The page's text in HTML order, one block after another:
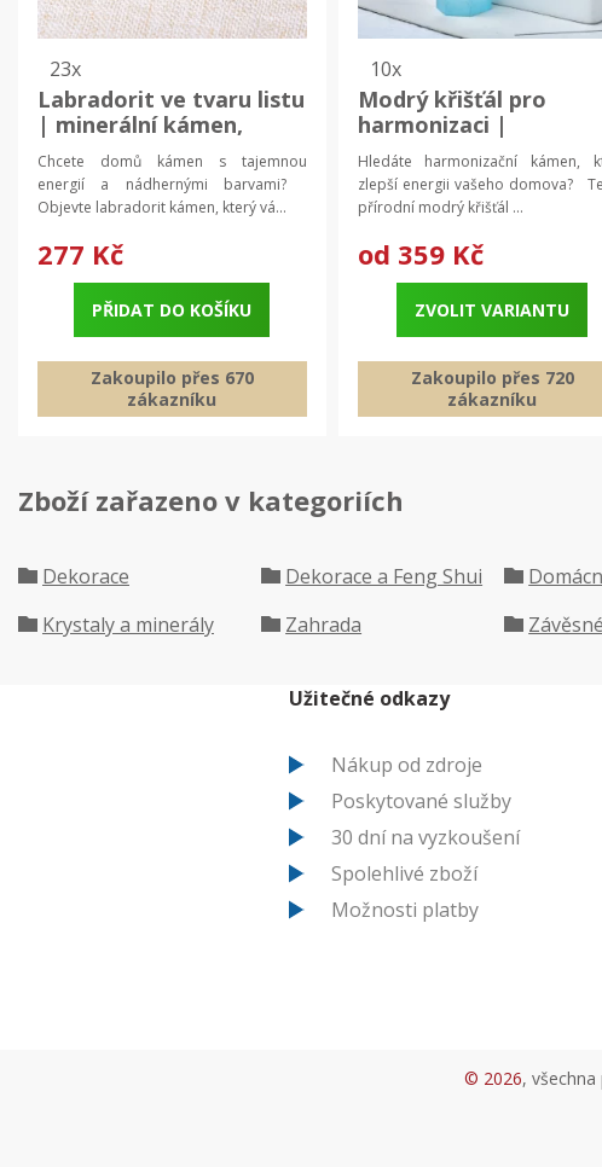
23x
Labradorit ve tvaru listu
| minerální kámen,
ezoterický kámen
Chcete domů kámen s tajemnou
energií a nádhernými barvami?
Objevte labradorit kámen, který vá...
277 Kč
PŘIDAT DO KOŠÍKU
Zakoupilo přes 670
zákazníku
10x
Modrý křišťál pro
harmonizaci |
energetický krystal,
domácí dekorace
Hledáte harmonizační kámen,
zlepší energii vašeho domova?
přírodní modrý křišťál ...
od 359 Kč
ZVOLIT VARIANTU
Zakoupilo přes 720
zákazníku
Zboží zařazeno v kategoriích
Dekorace Dekorace a Feng Shui
Krystaly a minerály
Zahrada
Užitečné odkazy
Nákup od zdroje
Poskytované služby
30 dní na vyzkoušení
Spolehlivé zboží
Možnosti platby
© 2026,